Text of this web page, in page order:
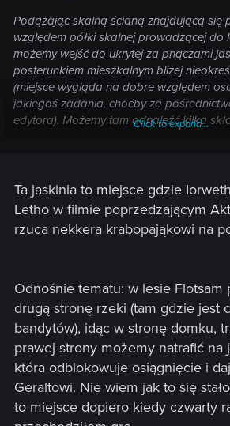
Podążając skalną ścianą znajdującą się
względem półki skalnej prowadzącej
możemy wejść do ukrytej za pnączami
posterunkiem mieszkalnym bliżej
(miejsce wygląda na dobre względem
jakiegoś zadania, choćby za
edytora). Możemy tam odnaleźć kilka
Click to expand...
Ta jaskinia to miejsce gdzie
Letho w filmie poprzedzającym
rzuca nekkera krabopająkowi na
Odnośnie tematu: w lesie Flotsam
drugą stronę rzeki (tam gdzie jest
bandytów), idąc w stronę domku,
prawej strony możemy natrafić na
która odblokowuje osiągnięcie i
Geraltowi. Nie wiem jak to się
to miejsce dopiero kiedy czwarty